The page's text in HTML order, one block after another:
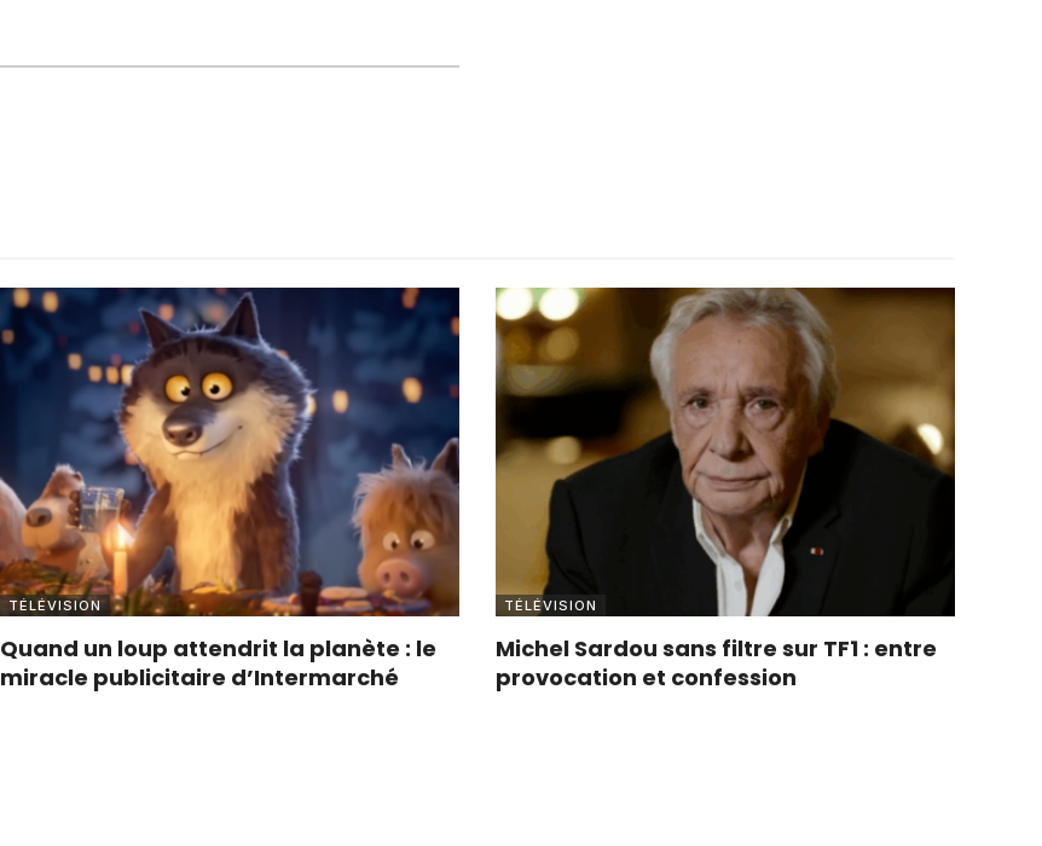
TÉLÉVISION
Quand un loup attendrit la planète : le
miracle publicitaire d’Intermarché
TÉLÉVISION
Michel Sardou sans filtre sur TF1 : entre
provocation et confession